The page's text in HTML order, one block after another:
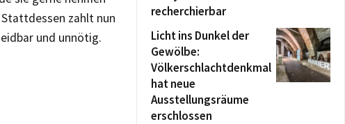
zahlt nun
und unnötig.
recherchierbar
Licht ins Dunkel der
Gewölbe:
Völkerschlachtdenkmal
hat neue
Ausstellungsräume
erschlossen